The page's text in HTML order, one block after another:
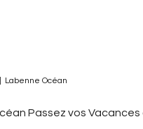
Labenne Océan
Passez vos